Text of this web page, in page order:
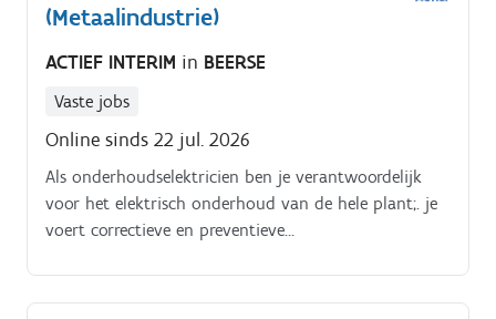
(Metaalindustrie)
ACTIEF INTERIM in BEERSE
Vaste jobs
Online sinds 22 jul. 2026
Als onderhoudselektricien ben je verantwoordelijk
voor het elektrisch onderhoud van de hele plant;. je
voert correctieve en preventieve